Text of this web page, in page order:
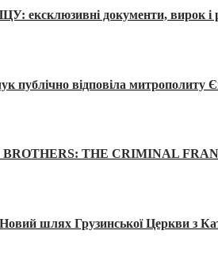
документи, вирок і
публічно відповіла митрополиту
THE CRIMINAL
Новий шлях Грузинської Церкви з